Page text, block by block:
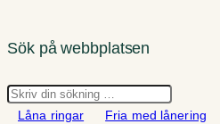
Sök på webbplatsen
Sök
Låna ringar
Fria med lånering